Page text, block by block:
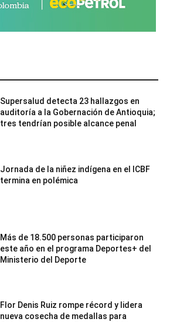
Supersalud detecta 23 hallazgos en
auditoría a la Gobernación de Antioquia;
tres tendrían posible alcance penal
Jornada de la niñez indígena en el ICBF
termina en polémica
Más de 18.500 personas participaron
este año en el programa Deportes+ del
Ministerio del Deporte
Flor Denis Ruiz rompe récord y lidera
nueva cosecha de medallas para